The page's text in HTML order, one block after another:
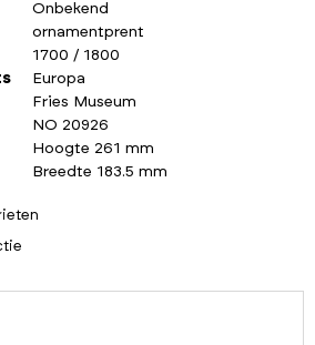
Onbekend
ornamentprent
1700 / 1800
Europa
Fries Museum
NO 20926
Hoogte 261 mm
Breedte 183.5 mm